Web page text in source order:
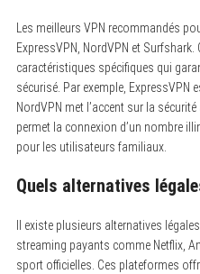
Les meilleurs VPN recommandés
ExpressVPN, NordVPN et Surfshark.
caractéristiques spécifiques qui
sécurisé. Par exemple,
NordVPN met l’accent sur la
permet la connexion d’un nombre
pour les utilisateurs familiaux.
Quels alternatives
Il existe plusieurs alternatives
streaming payants comme Netflix,
sport officielles. Ces plateformes